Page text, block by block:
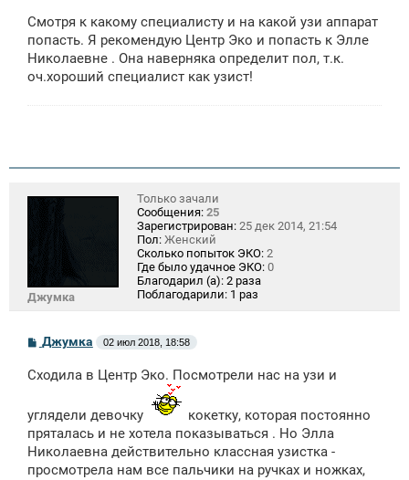
Смотря к какому специалисту и на какой узи аппарат
попасть. Я рекомендую Центр Эко и попасть к Элле
Николаевне . Она наверняка определит пол, т.к.
оч.хороший специалист как узист!
Джумка
Только зачали
Сообщения: 25
Зарегистрирован: 25 дек 2014, 21:54
Пол: Женский
Сколько попыток ЭКО: 2
Где было удачное ЭКО: 0
Благодарил (а): 2 раза
Поблагодарили: 1 раз
С
б
н
и
е
Джумка 02 июл 2018, 18:58
Сходила в Центр Эко. Посмотрели нас на узи и
углядели девочку
кокетку, которая постоянно
пряталась и не хотела показываться . Но Элла
Николаевна действительно классная узистка -
просмотрела нам все пальчики на ручках и ножках,